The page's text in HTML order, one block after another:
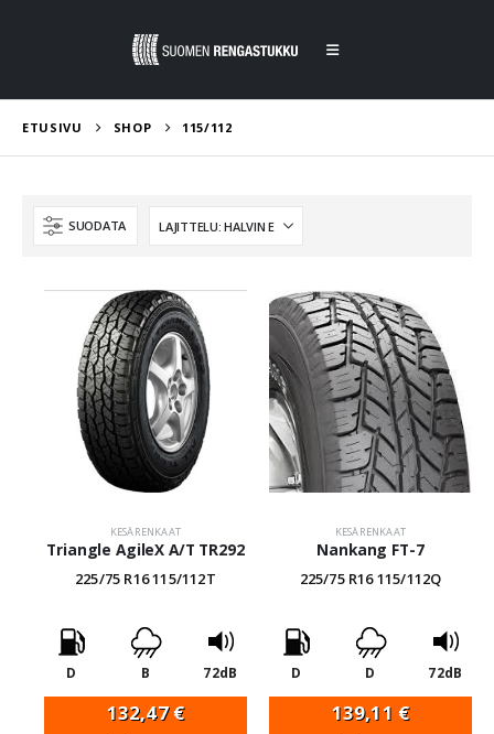
ETUSIVU SHOP 115/112
SUODATA
KESÄRENKAAT
Triangle AgileX A/T TR292
225/75 R16 115/112T
D B 72dB
132,47€
KESÄRENKAAT
Nankang FT-7
225/75 R16 115/112Q
D D 72dB
139,11 €